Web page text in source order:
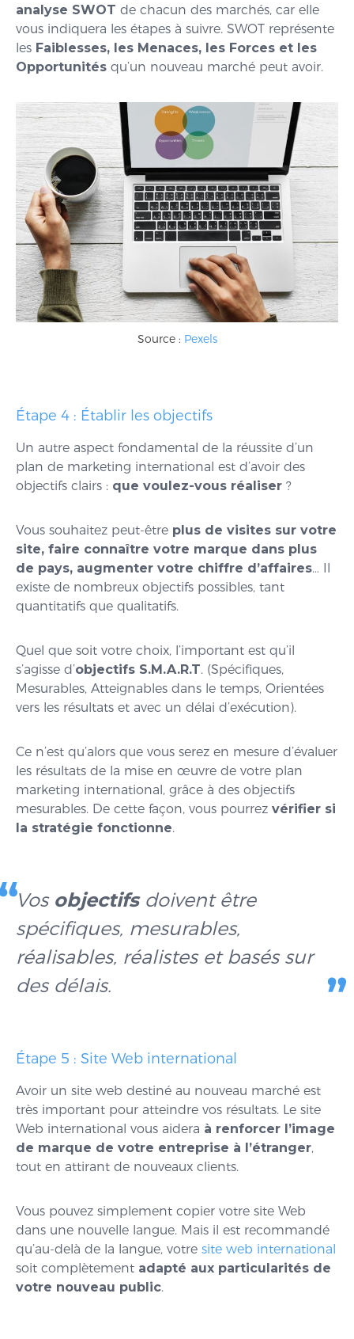
analyse SWOT de chacun des marchés, car elle
vous indiquera les étapes à suivre. SWOT représente
les Faiblesses, les Menaces, les Forces et les
Opportunités qu’un nouveau marché peut avoir.
Source : Pexels
Étape 4 : Établir les objectifs
Un autre aspect fondamental de la réussite d’un
plan de marketing international est d’avoir des
objectifs clairs : que voulez-vous réaliser ?
Vous souhaitez peut-être plus de visites sur votre
site, faire connaître votre marque dans plus
de pays, augmenter votre chiffre d’affaires… Il
existe de nombreux objectifs possibles, tant
quantitatifs que qualitatifs.
Quel que soit votre choix, l’important est qu’il
s’agisse d’objectifs S.M.A.R.T. (Spécifiques,
Mesurables, Atteignables dans le temps, Orientées
vers les résultats et avec un délai d’exécution).
Ce n’est qu’alors que vous serez en mesure d’évaluer
les résultats de la mise en œuvre de votre plan
marketing international, grâce à des objectifs
mesurables. De cette façon, vous pourrez vérifier si
la stratégie fonctionne.
Vos objectifsdoivent être
spécifiques, mesurables,
réalisables, réalistes et basés sur
des délais.
Étape 5 : Site Web international
Avoir un site web destiné au nouveau marché est
très important pour atteindre vos résultats. Le site
Web international vous aidera à renforcer l’image
de marque de votre entreprise à l’étranger,
tout en attirant de nouveaux clients.
Vous pouvez simplement copier votre site Web
dans une nouvelle langue. Mais il est recommandé
qu’au-delà de la langue, votre site web international
soit complètement adapté aux particularités de
votre nouveau public.